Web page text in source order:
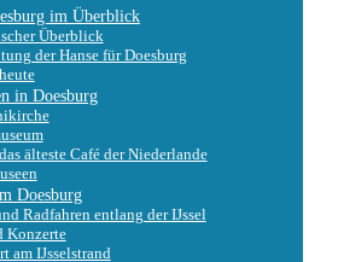
im Überblick
Überblick
der Hanse für Doesburg
in Doesburg
älteste Café der Niederlande
Doesburg
Radfahren entlang der IJssel
Konzerte
am IJsselstrand